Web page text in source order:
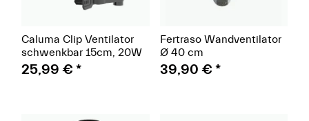
Caluma Clip Ventilator
schwenkbar 15cm, 20W
25,99 € *
Fertraso Wandventilator
Ø 40 cm
39,90 € *